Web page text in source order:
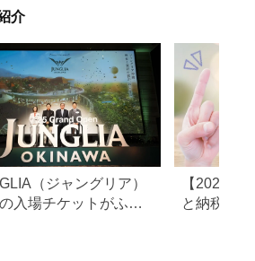
介
（ジャングリア）
入場チケットがふる
【2025年
と納税でポ
る？ポー
の“今でき